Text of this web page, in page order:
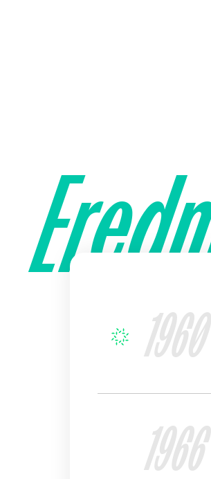
1960
1966